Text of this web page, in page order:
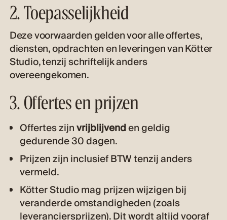
2. Toepasselijkheid
Deze voorwaarden gelden voor alle offertes,
diensten, opdrachten en leveringen van Kötter
Studio, tenzij schriftelijk anders
overeengekomen.
3. Offertes en prijzen
Offertes zijnvrijblijvenden geldig
gedurende 30 dagen.
Prijzen zijn inclusief BTW tenzij anders
vermeld.
Kötter Studio mag prijzen wijzigen bij
veranderde omstandigheden (zoals
leveranciersprijzen). Dit wordt altijd vooraf